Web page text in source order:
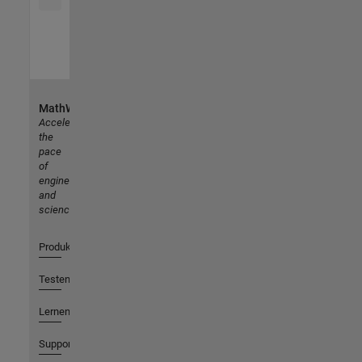
MathWorks
Accelerating
the
pace
of
engineering
and
science
Produkte
Testen oder Kaufen
Lernen
Support